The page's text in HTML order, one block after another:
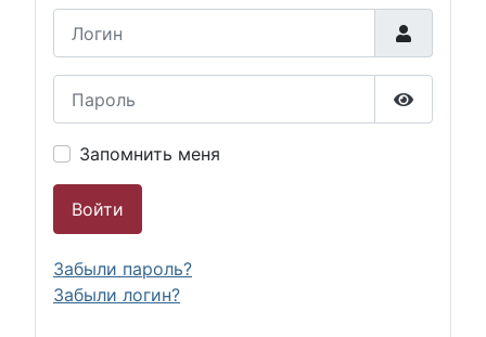
Запомнить меня
Войти
Забыли пароль?
Забыли логин?